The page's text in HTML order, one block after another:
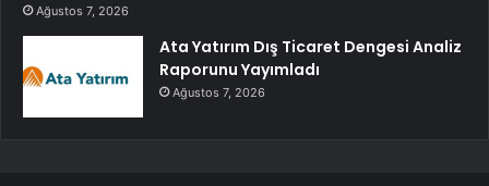
Ağustos 7, 2026
Ata Yatırım Dış Ticaret Dengesi Analiz
Raporunu Yayımladı
Ağustos 7, 2026